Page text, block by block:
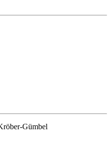
Gümbel